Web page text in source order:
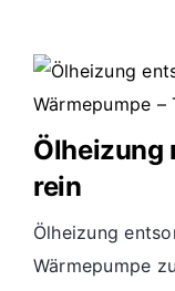
Ölheizung
rein
Ölheizung
Wärmepumpe